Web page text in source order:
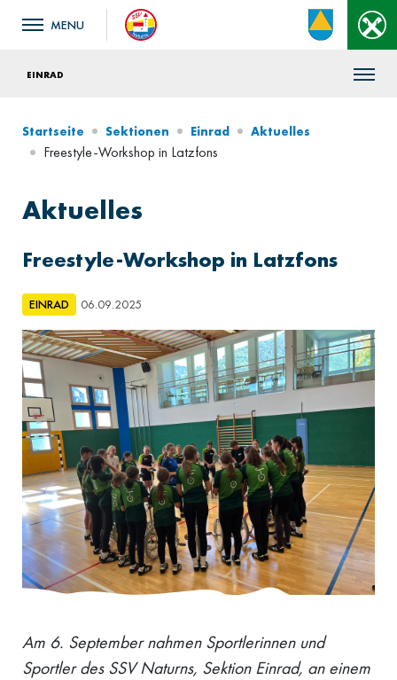
EINRAD
Startseite Sektionen Einrad Aktuelles
Freestyle-Workshop in Latzfons
Aktuelles
Freestyle-Workshop in Latzfons
EINRAD 06.09.2025
Am 6. September nahmen Sportlerinnen und
Sportler des SSV Naturns, Sektion Einrad, an einem